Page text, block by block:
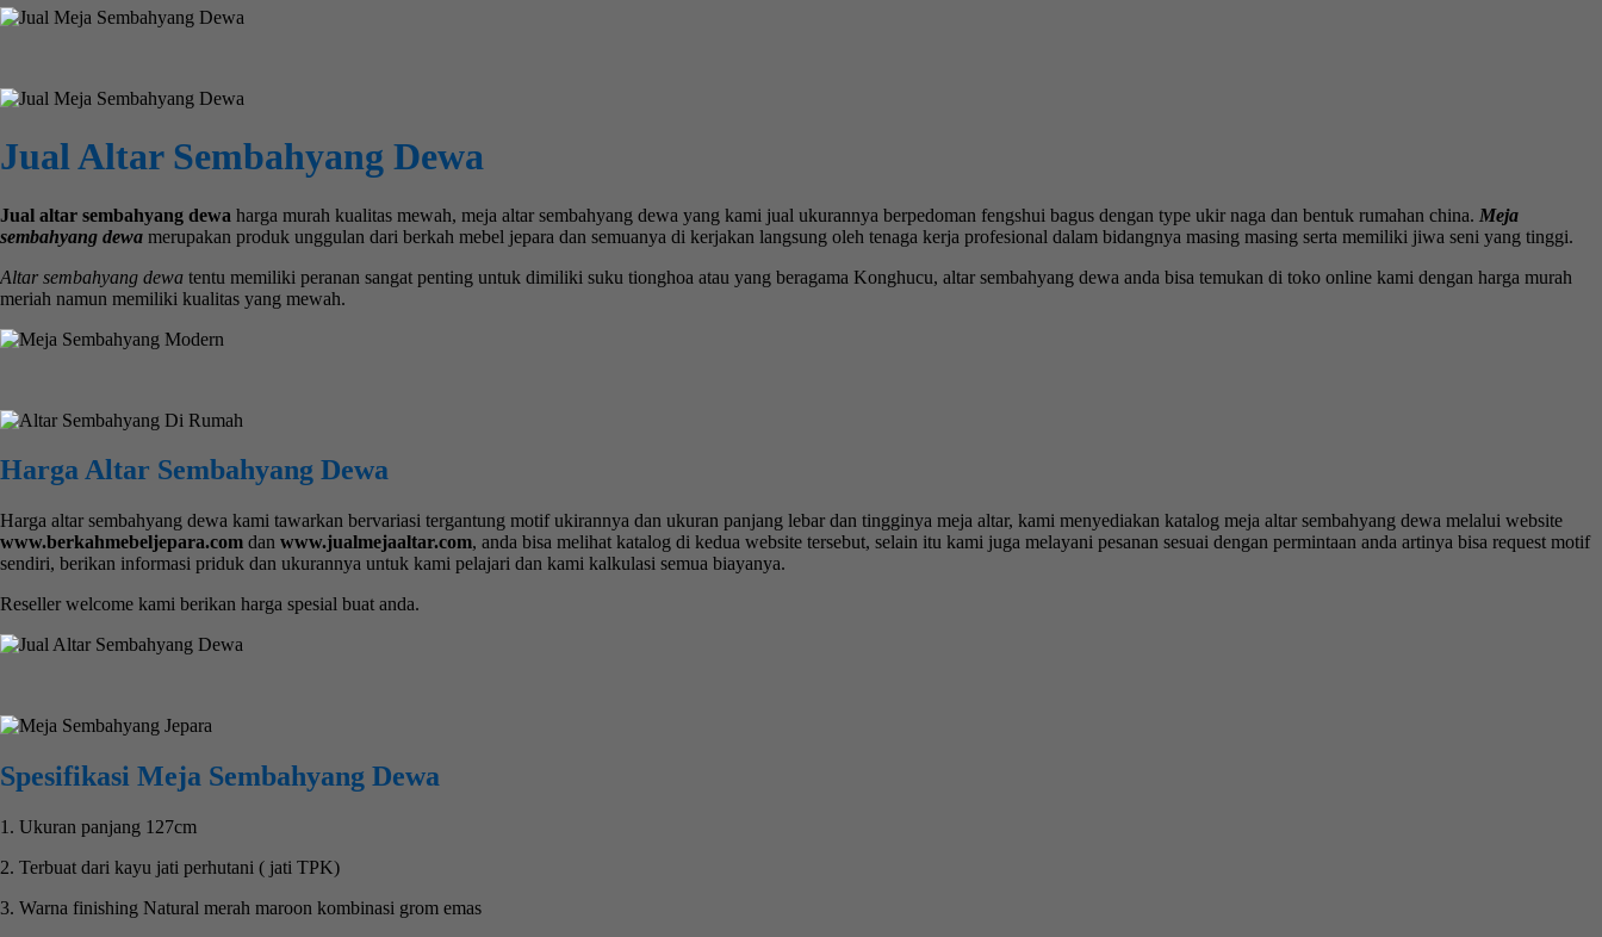
Jual Altar Sembahyang Dewa
Jual altar sembahyang dewa harga murah kualitas mewah, meja altar sembahyang dewa yang kami jual ukurannya berpedoman fengshui bagus dengan type ukir naga dan bentuk rumahan china. Meja
sembahyang dewa merupakan produk unggulan dari berkah mebel jepara dan semuanya di kerjakan langsung oleh tenaga kerja profesional dalam bidangnya masing masing serta memiliki jiwa seni yang tinggi.
Altar sembahyang dewa tentu memiliki peranan sangat penting untuk dimiliki suku tionghoa atau yang beragama Konghucu, altar sembahyang dewa anda bisa temukan di toko online kami dengan harga murah
meriah namun memiliki kualitas yang mewah.
Harga Altar Sembahyang Dewa
Harga altar sembahyang dewa kami tawarkan bervariasi tergantung motif ukirannya dan ukuran panjang lebar dan tingginya meja altar, kami menyediakan katalog meja altar sembahyang dewa melalui website
www.berkahmebeljepara.com dan www.jualmejaaltar.com, anda bisa melihat katalog di kedua website tersebut, selain itu kami juga melayani pesanan sesuai dengan permintaan anda artinya bisa request motif
sendiri, berikan informasi priduk dan ukurannya untuk kami pelajari dan kami kalkulasi semua biayanya.
Reseller welcome kami berikan harga spesial buat anda.
Spesifikasi Meja Sembahyang Dewa
1. Ukuran panjang 127cm
2. Terbuat dari kayu jati perhutani ( jati TPK)
3. Warna finishing Natural merah maroon kombinasi grom emas